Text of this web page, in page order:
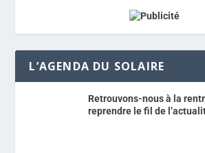
L’AGENDA DU SOLAIRE
Retrouvons-nous à la
reprendre le fil de